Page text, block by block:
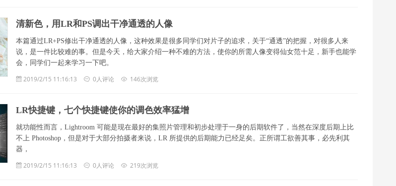
清新色，用LR和PS调出干净通透的人像
本篇通过LR+PS修出干净通透的人像，这种效果是很多同学们对片子的追求，关于“通透”的把握，对很多人来
说，是一件比较难的事。但是今天，给大家介绍一种不难的方法，使你的所需人像变得仙女范十足，新手也能学
会，同学们一起来学习一下吧。
2019/2/15 11:16:13 0人评论 146次浏览
LR快捷键，七个快捷键使你的调色效率猛增
就功能性而言，Lightroom 可能是现在最好的集照片管理和初步处理于一身的后期软件了，当然在深度后期上比
不上 Photoshop，但是对于大部分拍摄者来说，LR 所提供的后期能力已经足矣。正所谓工欲善其事，必先利其
器，
2019/2/15 11:16:13 0人评论 219次浏览